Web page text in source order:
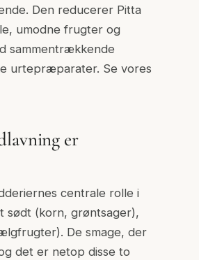
Den reducerer Pitta
umodne frugter og
sammentrækkende
urtepræparater. Se vores
er
centrale rolle i
sødt (korn, grøntsager),
De smage, der
det er netop disse to